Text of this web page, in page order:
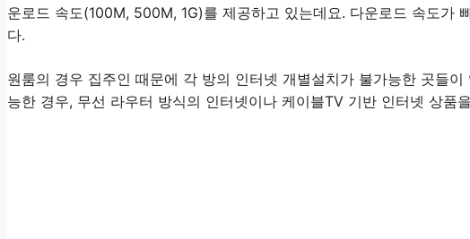
운로드 속도(100M, 500M, 1G)를 제공하고 있는데요. 다운로드 속도가
다.
원룸의 경우 집주인 때문에 각 방의 인터넷 개별설치가 불가능한 곳들
능한 경우, 무선 라우터 방식의 인터넷이나 케이블TV 기반 인터넷 상품